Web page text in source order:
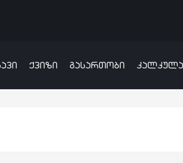
ქვიზი გასართობი